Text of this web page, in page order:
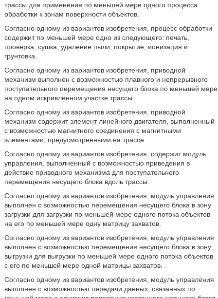
трассы для применения по меньшей мере одного процесса
обработки к зонам поверхности объектов.
Согласно одному из вариантов изобретения, процесс обработки
содержит по меньшей мере одно из следующего: печать,
проверка, сушка, удаление пыли, покрытие, ионизация и
грунтовка.
Согласно одному из вариантов изобретения, приводной
механизм выполнен с возможностью плавного и непрерывного
поступательного перемещения несущего блока по меньшей мере
на одном искривленном участке трассы.
Согласно одному из вариантов изобретения, приводной
механизм содержит элемент линейного двигателя, выполненный
с возможностью магнитного соединения с магнитными
элементами, предусмотренными на трассе.
Согласно одному из вариантов изобретения, содержит модуль
управления, выполненный с возможностью приведения в
действие приводного механизма для поступательного
перемещения несущего блока вдоль трассы.
Согласно одному из вариантов изобретения, модуль управления
выполнен с возможностью перемещения несущего блока в зону
загрузки для загрузки по меньшей мере одного потока объектов
на его по меньшей мере одну матрицу захватов.
Согласно одному из вариантов изобретения, модуль управления
выполнен с возможностью перемещения несущего блока в зону
выгрузки для выгрузки по меньшей мере одного потока объектов
с его по меньшей мере одной матрицы захватов.
Согласно одному из вариантов изобретения, модуль управления
выполнен с возможностью передачи данных, связанных по